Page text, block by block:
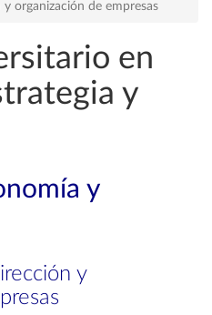
organización de empresas
en
y
y
y